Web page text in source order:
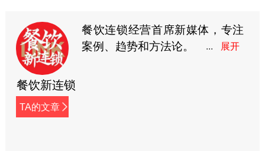
餐饮新连锁
TA的文章
餐饮连锁经营首席新媒体，专注
案例、趋势和方法论。